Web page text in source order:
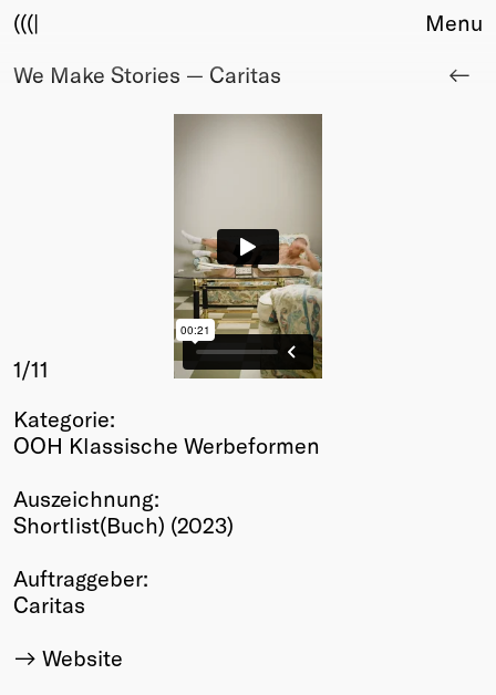
(((|
About
Membership
Members
Young Creatives
Winners
Past
Annual
Menu
We Make Stories — Caritas
1/11
Kategorie:
OOH Klassische Werbeformen
Auszeichnung:
Shortlist(Buch) (2023)
Auftraggeber:
Caritas
Website